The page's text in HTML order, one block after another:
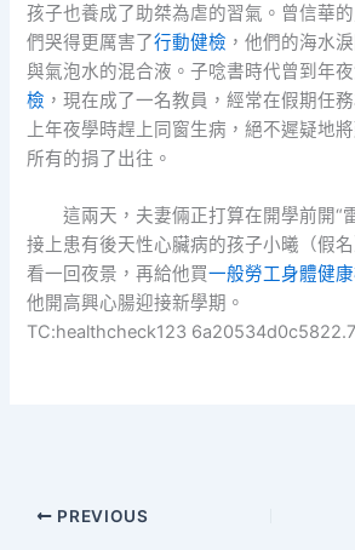
孩子也養成了助桀為虐的習氣。曾信華
們哭得更厲害了行動健檢 ，他們的海水
與氣泡水的混合液。子唸書時代曾到年
檢 ，現在成了一名教員，經常在假期任
上年夜學時趕上同窗生病，絕不遲疑地
所有的捐了出往。
這兩天，夫妻倆正打算在開學前開“
接上患有後天性心臟病的孩子小曦（假
看一回夜景，再給他買一般勞工身體健
他開高興心腸迎接新學期。
TC:healthcheck123
PREVIOUS